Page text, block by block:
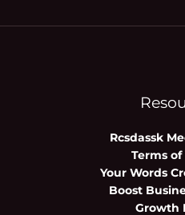
Rcsdassk
Terms of
Your Words
Boost
Growth